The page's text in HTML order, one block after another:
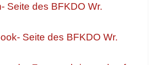
Seite des BFKDO Wr.
Seite des BFKDO Wr.